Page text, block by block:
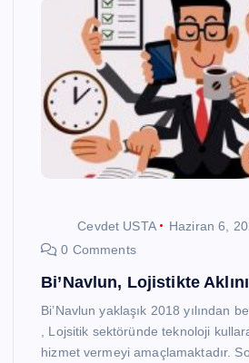
Cevdet USTA
Haziran 6,
0 Comments
Bi’Navlun, Lojistikte
Bi’Navlun yaklaşık 2018 yılından
, Lojsitik sektöründe teknoloji
hizmet vermeyi amaçlamaktadır.